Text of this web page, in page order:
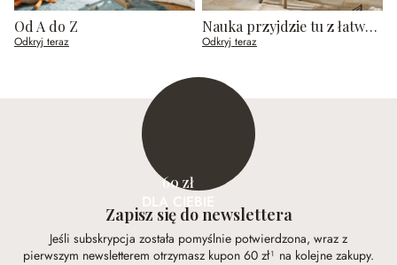
Od A do Z
Odkryj teraz
Nauka przyjdzie tu z łatwością
Odkryj teraz
60 zł
DLA CIEBIE
Zapisz się do newslettera
Jeśli subskrypcja została pomyślnie potwierdzona, wraz z
pierwszym newsletterem otrzymasz kupon 60 zł¹ na kolejne zakupy.